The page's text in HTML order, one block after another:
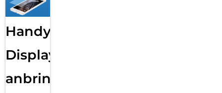
Handy
Displayfolie
anbringen